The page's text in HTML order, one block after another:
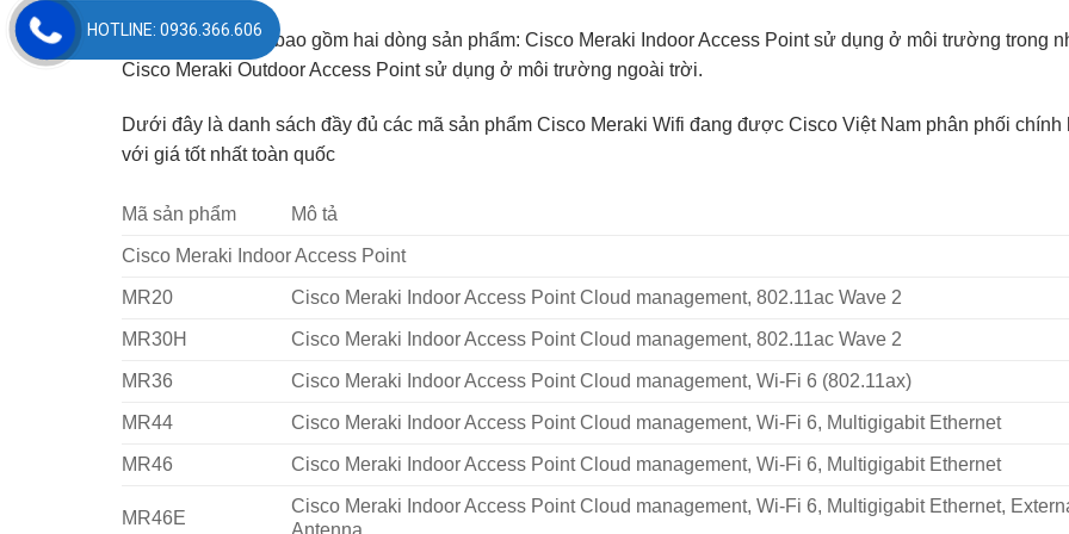
Cisco Meraki Wifi bao gồm hai dòng sản phẩm: Cisco Meraki Indoor Access Point sử dụng ở môi trường trong
Cisco Meraki Outdoor Access Point sử dụng ở môi trường ngoài trời.
Dưới đây là danh sách đầy đủ các mã sản phẩm Cisco Meraki Wifi đang được Cisco Việt Nam phân phối chính
với giá tốt nhất toàn quốc
Mã sản phẩm Mô tả
Cisco Meraki Indoor Access Point
MR20 Cisco Meraki Indoor Access Point Cloud management, 802.11ac Wave 2
MR30H Cisco Meraki Indoor Access Point Cloud management, 802.11ac Wave 2
MR36 Cisco Meraki Indoor Access Point Cloud management, Wi-Fi 6 (802.11ax)
MR44 Cisco Meraki Indoor Access Point Cloud management, Wi-Fi 6, Multigigabit Ethernet
MR46 Cisco Meraki Indoor Access Point Cloud management, Wi-Fi 6, Multigigabit Ethernet
MR46E
Cisco Meraki Indoor Access Point Cloud management, Wi-Fi 6, Multigigabit Ethernet,
Antenna
HOTLINE: 0936.366.606